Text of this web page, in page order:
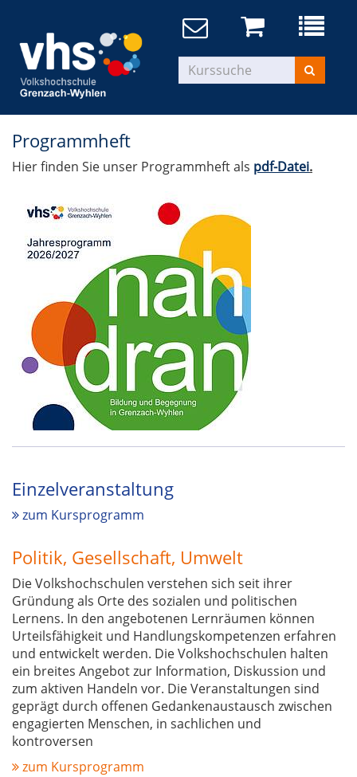
Programmheft
Hier finden Sie unser Programmheft als pdf-Datei.
Einzelveranstaltung
zum Kursprogramm
Politik, Gesellschaft, Umwelt
Die Volkshochschulen verstehen sich seit ihrer
Gründung als Orte des sozialen und politischen
Lernens. In den angebotenen Lernräumen können
Urteilsfähigkeit und Handlungskompetenzen erfahren
und entwickelt werden. Die Volkshochschulen halten
ein breites Angebot zur Information, Diskussion und
zum aktiven Handeln vor. Die Veranstaltungen sind
geprägt durch offenen Gedankenaustausch zwischen
engagierten Menschen, in sachlichen und
kontroversen
zum Kursprogramm